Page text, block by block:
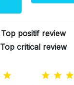
Top positif review
Top critical review
   